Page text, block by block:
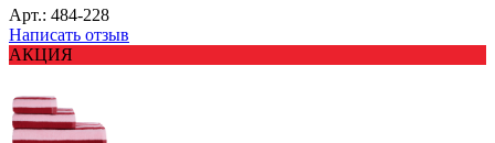
Арт.: 484-228
Написать отзыв
АКЦИЯ